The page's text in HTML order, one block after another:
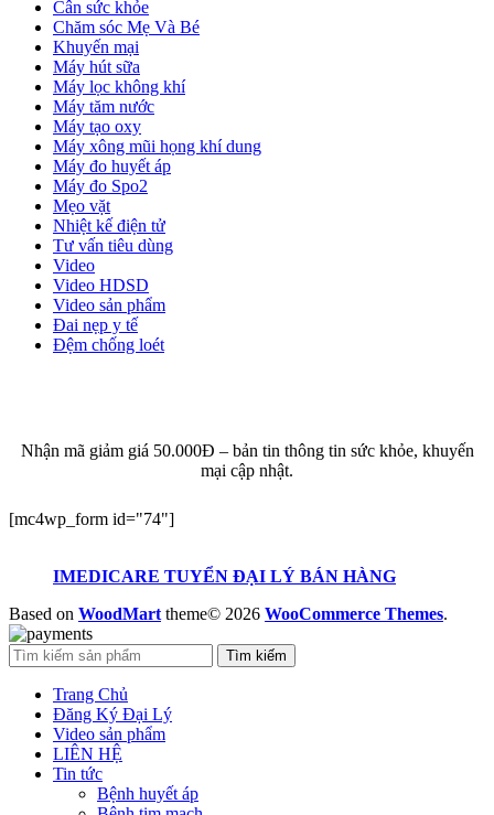
Cân sức khỏe
Chăm sóc Mẹ Và Bé
Khuyến mại
Máy hút sữa
Máy lọc không khí
Máy tăm nước
Máy tạo oxy
Máy xông mũi họng khí dung
Máy đo huyết áp
Máy đo Spo2
Mẹo vặt
Nhiệt kế điện tử
Tư vấn tiêu dùng
Video
Video HDSD
Video sản phẩm
Đai nẹp y tế
Đệm chống loét
Nhận mã giảm giá 50.000Đ – bản tin thông tin sức khỏe, khuyến
mại cập nhật.
[mc4wp_form id="74"]
IMEDICARE TUYỂN ĐẠI LÝ BÁN HÀNG
Based on WoodMart theme© 2026 WooCommerce Themes.
Tìm kiếm
Trang Chủ
Đăng Ký Đại Lý
Video sản phẩm
LIÊN HỆ
Tin tức
Bệnh huyết áp